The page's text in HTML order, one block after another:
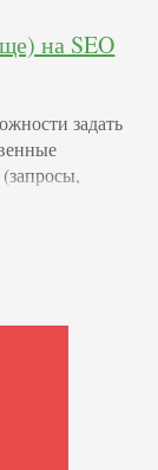
на SEO
задать
в «тонусе»;